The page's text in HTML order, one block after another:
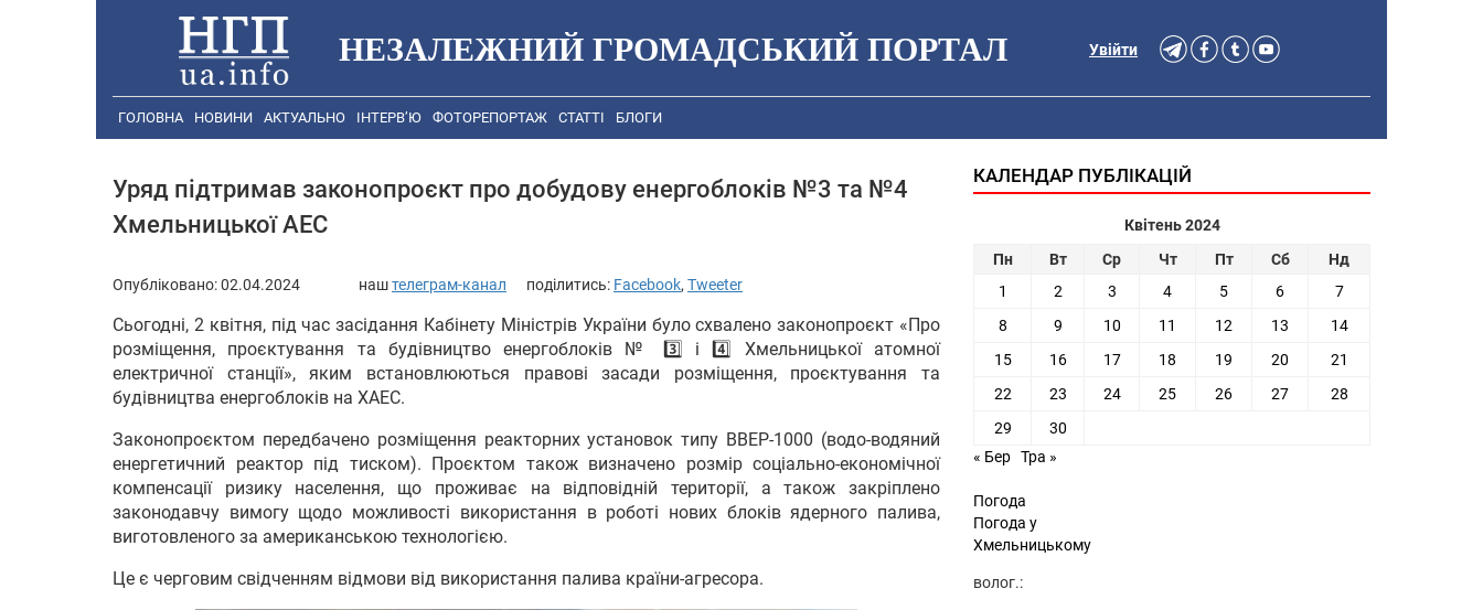
НЕЗАЛЕЖНИЙ ГРОМАДСЬКИЙ ПОРТАЛ Увійти
ГОЛОВНА НОВИНИ АКТУАЛЬНО ІНТЕРВ’Ю ФОТОРЕПОРТАЖ СТАТТІ БЛОГИ
Уряд підтримав законопроєкт про добудову енергоблоків №3 та №4
Хмельницької АЕС
Опубліковано:02.04.2024 наштелеграм-канал поділитись: Facebook, Tweeter
Сьогодні, 2 квітня, під час засідання Кабінету Міністрів України було схвалено законопроєкт «Про
розміщення, проєктування та будівництво енергоблоків № 3️⃣ і 4️⃣ Хмельницької атомної
електричної станції», яким встановлюються правові засади розміщення, проєктування та
будівництва енергоблоків на ХАЕС.
Законопроєктом передбачено розміщення реакторних установок типу ВВЕР-1000 (водо-водяний
енергетичний реактор під тиском). Проєктом також визначено розмір соціально-економічної
компенсації ризику населення, що проживає на відповідній території, а також закріплено
законодавчу вимогу щодо можливості використання в роботі нових блоків ядерного палива,
виготовленого за американською технологією.
Це є черговим свідченням відмови від використання палива країни-агресора.
КАЛЕНДАР ПУБЛІКАЦІЙ
Квітень 2024
Пн
Вт Ср Чт Пт Сб
Нд
1
2 3 4 5 6
7
8
9 10 11 12 13
14
15
16 17 18 19 20
21
22
23 24 25 26 27
28
29
30
« Бер Тра »
Погода
Погода у
Хмельницькому
волог.: